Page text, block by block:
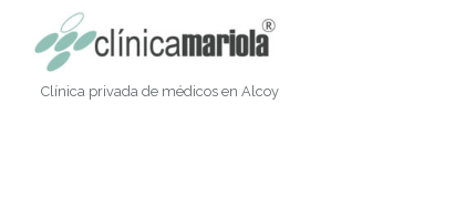
contenido
Clínica privada de médicos en Alcoy